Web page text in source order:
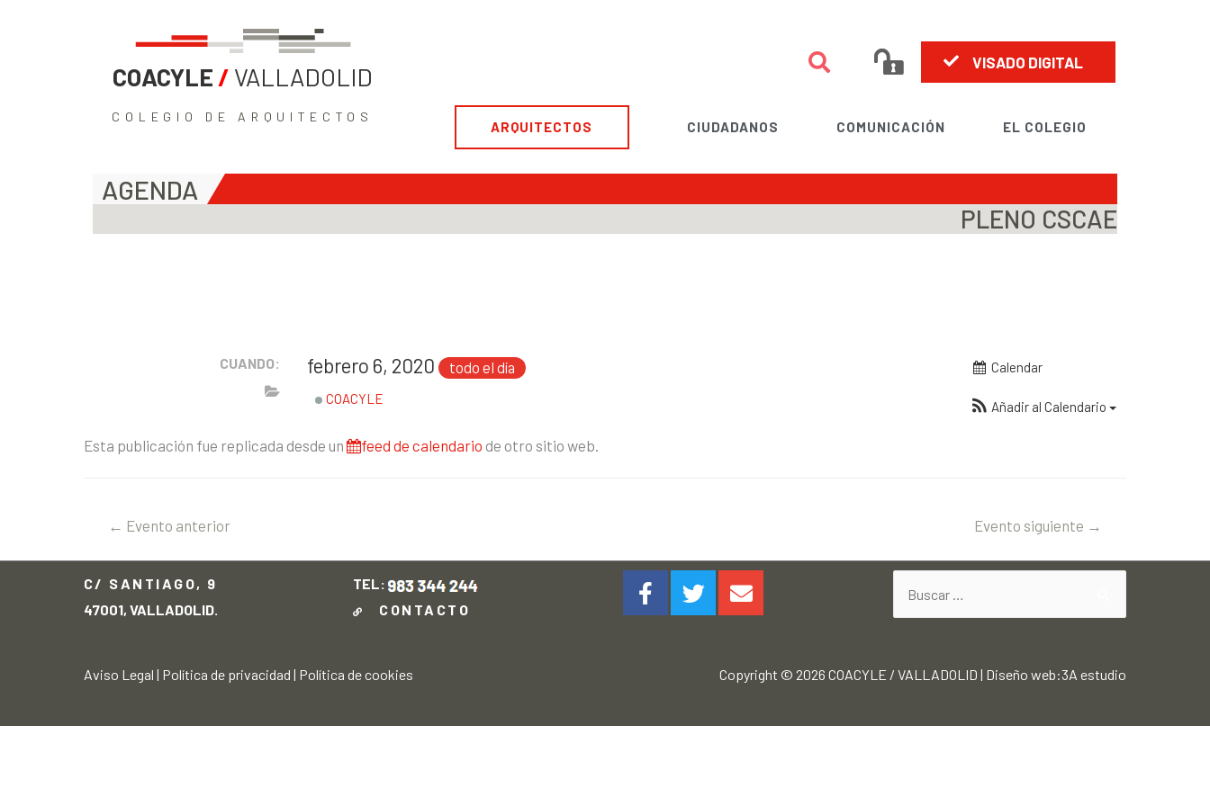
COACYLE / VALLADOLID
COLEGIO DE ARQUITECTOS
VISADO DIGITAL
ARQUITECTOS CIUDADANOS COMUNICACIÓN EL COLEGIO
AGENDA
PLENO CSCAE
Calendar
Añadir al Calendario
CUANDO: febrero 6, 2020 todo el día
COACYLE
Esta publicación fue replicada desde un feed de calendario de otro sitio web.
← Evento anterior Evento siguiente →
C/ SANTIAGO, 9
47001, VALLADOLID.
TEL:
CONTACTO
Aviso Legal | Política de privacidad | Política de cookies Copyright © 2026COACYLE / VALLADOLID | Diseño web:3A estudio